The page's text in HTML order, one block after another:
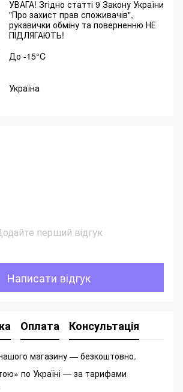
УВАГА! Згідно статті 9 Закону України
"Про захист прав споживачів",
рукавички обміну та поверненню НЕ
ПІДЛЯГАЮТЬ!
До -15°C
Україна
перший відгук
Написати відгук
Оплата Консультація
магазину — безкоштовно.
по Україні — за тарифами